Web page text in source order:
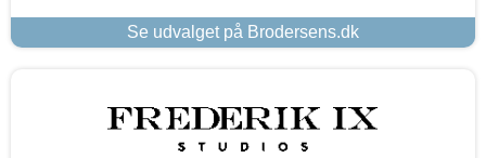
Se udvalget på Brodersens.dk